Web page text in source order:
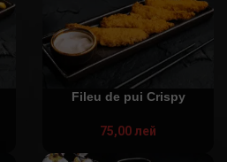
Fileu de pui Crispy
75,00лей